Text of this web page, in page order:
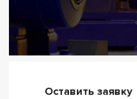
Оставить заявку